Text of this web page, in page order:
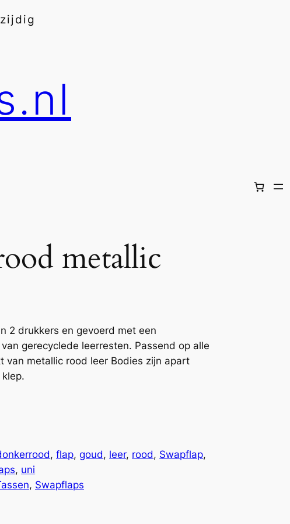
metallic
2 drukkers en gevoerd met een
gerecyclede leerresten. Passend op alle
van metallic rood leer Bodies zijn apart
, flap, goud, leer, rood, Swapflap
, uni
, Swapflaps